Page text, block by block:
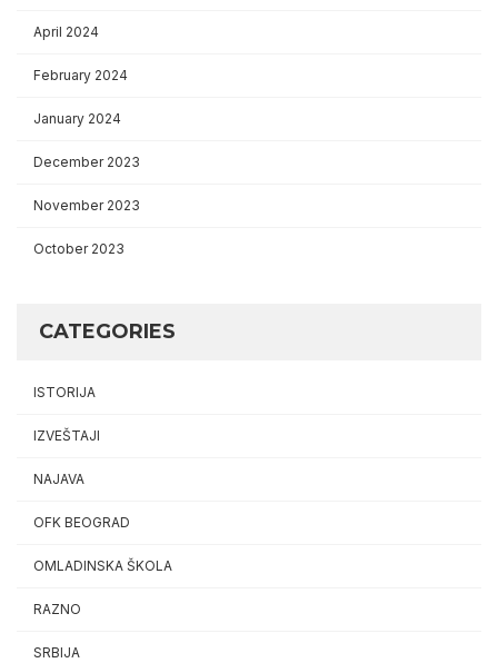
April 2024
February 2024
January 2024
December 2023
November 2023
October 2023
CATEGORIES
ISTORIJA
IZVEŠTAJI
NAJAVA
OFK BEOGRAD
OMLADINSKA ŠKOLA
RAZNO
SRBIJA